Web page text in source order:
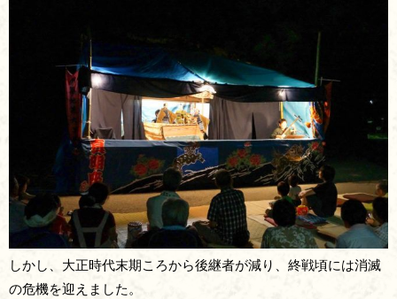
しかし、大正時代末期ころから後継者が減り、終戦頃には消滅
の危機を迎えました。